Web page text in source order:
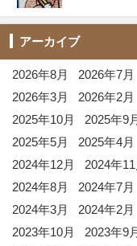
アーカイブ
2026年8月 2026年7月
2026年3月
2026年2月
2025年10月
2025年9
2025年5月
2025年4月
2024年12月
2024年11
2024年8月
2024年7月
2024年3月
2024年2月
2023年10月
2023年9